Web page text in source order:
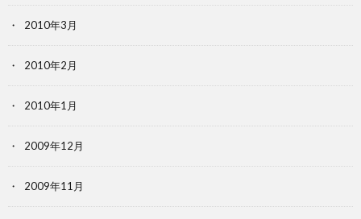
2010年3月
2010年2月
2010年1月
2009年12月
2009年11月